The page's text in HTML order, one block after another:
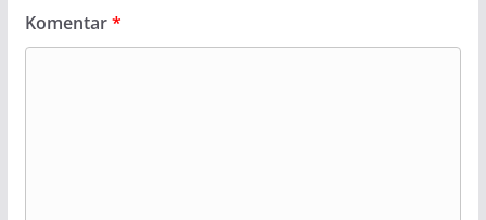
Komentar*